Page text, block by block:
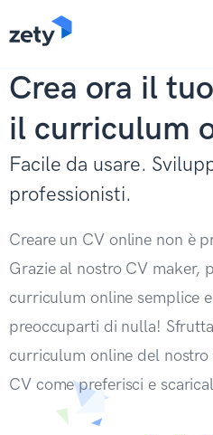
Crea ora il
il curriculum
Facile da usare.
professionisti.
Creare un CV online non è
Grazie al nostro CV maker,
curriculum online semplice
preoccuparti di nulla!
curriculum online del
CV come preferisci e